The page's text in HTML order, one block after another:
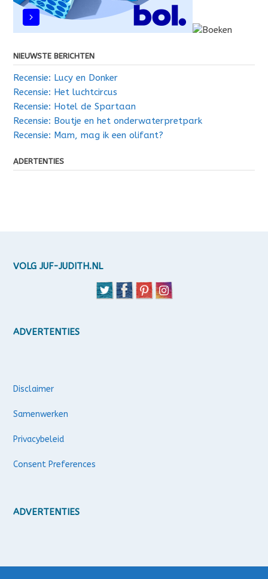
NIEUWSTE BERICHTEN
Recensie: Lucy en Donker
Recensie: Het luchtcircus
Recensie: Hotel de Spartaan
Recensie: Boutje en het onderwaterpretpark
Recensie: Mam, mag ik een olifant?
ADERTENTIES
VOLG JUF-JUDITH.NL
ADVERTENTIES
Disclaimer
Samenwerken
Privacybeleid
Consent Preferences
ADVERTENTIES